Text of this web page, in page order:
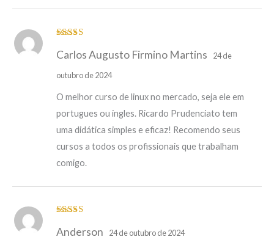
de 5
Carlos Augusto Firmino Martins
24 de
outubro de 2024
O melhor curso de linux no mercado, seja ele em
portugues ou ingles. Ricardo Prudenciato tem
uma didática simples e eficaz! Recomendo seus
cursos a todos os profissionais que trabalham
comigo.
de 5
Anderson 24 de outubro de 2024